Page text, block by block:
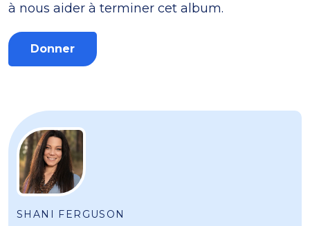
à nous aider à terminer cet album.
Donner
SHANI FERGUSON